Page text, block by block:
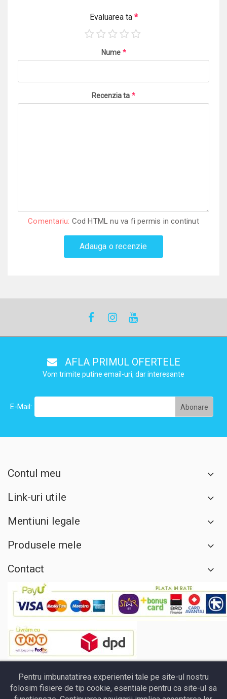
Evaluarea ta *
Nume *
Recenzia ta *
Comentariu: Cod HTML nu va fi permis in continut
Adauga o recenzie
AFLA PRIMUL OFERTELE
Vom trimite putine email-uri, dar interesante
E-Mail:
Contul meu
Link-uri utile
Mentiuni legale
Produsele mele
Contact
Pentru imbunatatirea experientei tale pe site-ul nostru
folosim fisiere de tip cookie, esentiale pentru ca site-ul sa